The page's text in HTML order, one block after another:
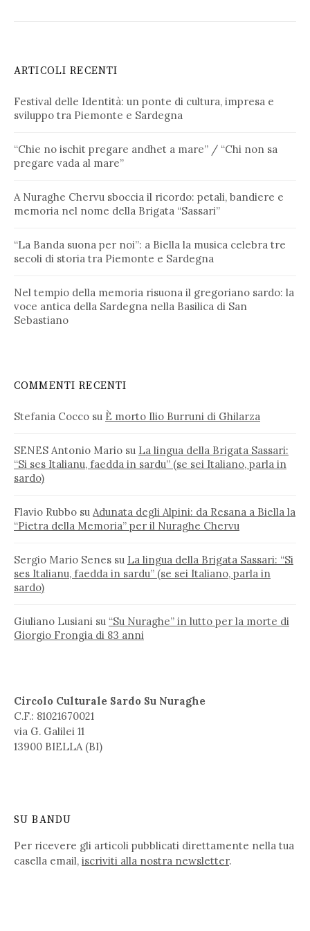
ARTICOLI RECENTI
Festival delle Identità: un ponte di cultura, impresa e
sviluppo tra Piemonte e Sardegna
“Chie no ischit pregare andhet a mare” / “Chi non sa
pregare vada al mare”
A Nuraghe Chervu sboccia il ricordo: petali, bandiere e
memoria nel nome della Brigata “Sassari”
“La Banda suona per noi”: a Biella la musica celebra tre
secoli di storia tra Piemonte e Sardegna
Nel tempio della memoria risuona il gregoriano sardo: la
voce antica della Sardegna nella Basilica di San
Sebastiano
COMMENTI RECENTI
Stefania Cocco su È morto Ilio Burruni di Ghilarza
SENES Antonio Mario su La lingua della Brigata Sassari:
“Si ses Italianu, faedda in sardu” (se sei Italiano, parla in
sardo)
Flavio Rubbo su Adunata degli Alpini: da Resana a Biella la
“Pietra della Memoria” per il Nuraghe Chervu
Sergio Mario Senes su La lingua della Brigata Sassari: “Si
ses Italianu, faedda in sardu” (se sei Italiano, parla in
sardo)
Giuliano Lusiani su “Su Nuraghe” in lutto per la morte di
Giorgio Frongia di 83 anni
Circolo Culturale Sardo Su Nuraghe
C.F.: 81021670021
via G. Galilei 11
13900 BIELLA (BI)
SU BANDU
Per ricevere gli articoli pubblicati direttamente nella tua
casella email, iscriviti alla nostra newsletter.